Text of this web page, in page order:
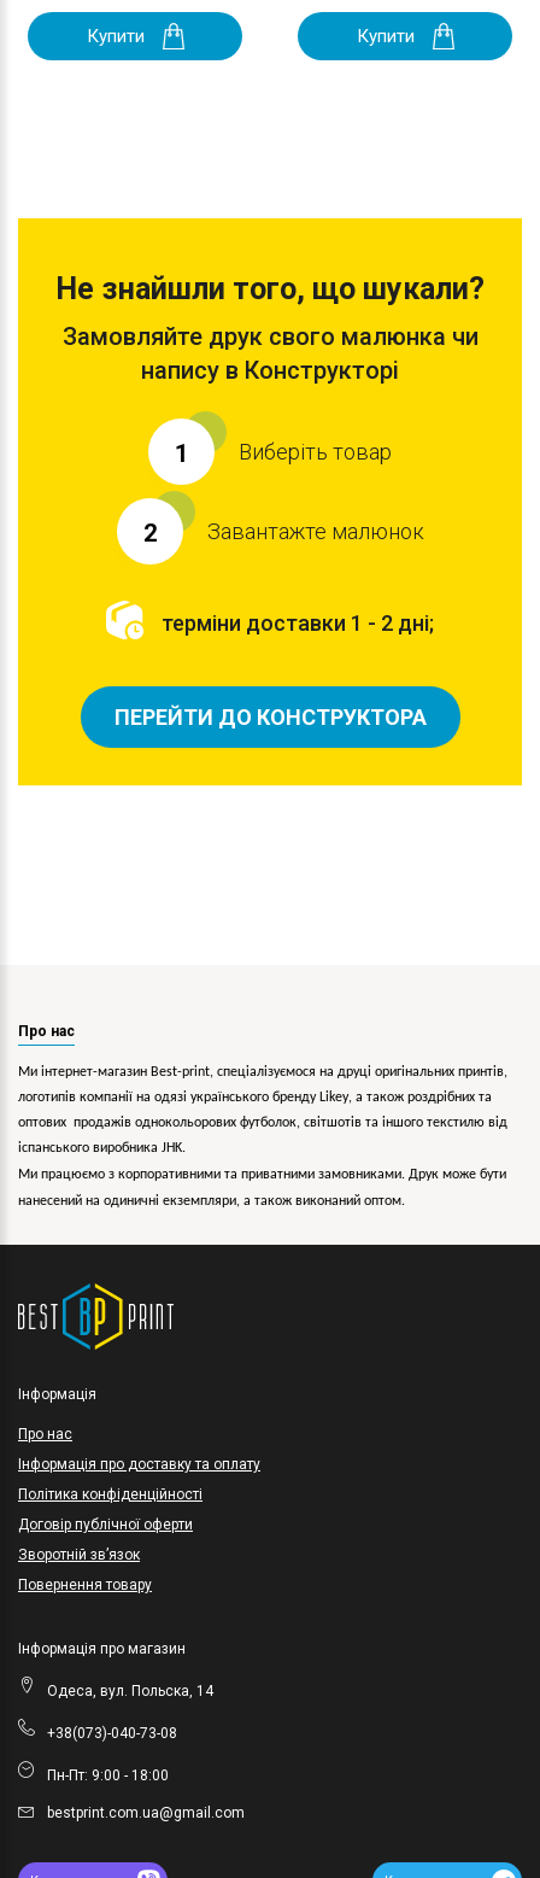
Купити Купити
Не знайшли того, що шукали?
Замовляйте друк свого малюнка чи
напису в Конструкторі
1 Виберіть товар
2 Завантажте малюнок
терміни доставки 1 - 2 дні;
ПЕРЕЙТИ ДО КОНСТРУКТОРА
Про нас
Ми інтернет-магазин Best-print, спеціалізуємося на друці оригінальних принтів,
логотипів компанії на одязі українського бренду Likey, а також роздрібних та
оптових продажів однокольорових футболок, світшотів та іншого текстилю від
іспанського виробника JHK.
Ми працюємо з корпоративними та приватними замовниками. Друк може бути
нанесений на одиничні екземпляри, а також виконаний оптом.
Інформація
Про нас
Інформація про доставку та оплату
Політика конфіденційності
Договір публічної оферти
Зворотній зв’язок
Повернення товару
Інформація про магазин
Одеса, вул. Польска, 14
+38(073)-040-73-08
Пн-Пт: 9:00 - 18:00
bestprint.com.ua@gmail.com